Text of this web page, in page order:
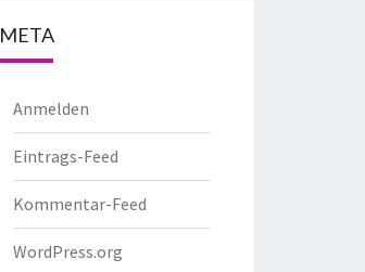
META
Anmelden
Eintrags-Feed
Kommentar-Feed
WordPress.org